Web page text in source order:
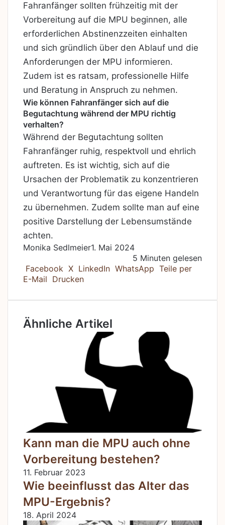
Fahranfänger sollten frühzeitig mit der
Vorbereitung auf die MPU beginnen, alle
erforderlichen Abstinenzzeiten einhalten
und sich gründlich über den Ablauf und die
Anforderungen der MPU informieren.
Zudem ist es ratsam, professionelle Hilfe
und Beratung in Anspruch zu nehmen.
Wie können Fahranfänger sich auf die
Begutachtung während der MPU richtig
verhalten?
Während der Begutachtung sollten
Fahranfänger ruhig, respektvoll und ehrlich
auftreten. Es ist wichtig, sich auf die
Ursachen der Problematik zu konzentrieren
und Verantwortung für das eigene Handeln
zu übernehmen. Zudem sollte man auf eine
positive Darstellung der Lebensumstände
achten.
Monika Sedlmeier1. Mai 2024
5 Minuten gelesen
Facebook X LinkedIn WhatsApp Teile per
E-Mail Drucken
Ähnliche Artikel
Kann man die MPU auch ohne
Vorbereitung bestehen?
11. Februar 2023
Wie beeinflusst das Alter das
MPU-Ergebnis?
18. April 2024